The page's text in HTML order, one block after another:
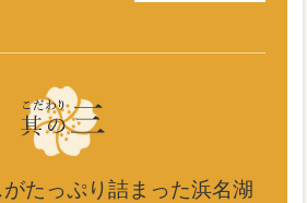
たっぷり詰まった浜名湖